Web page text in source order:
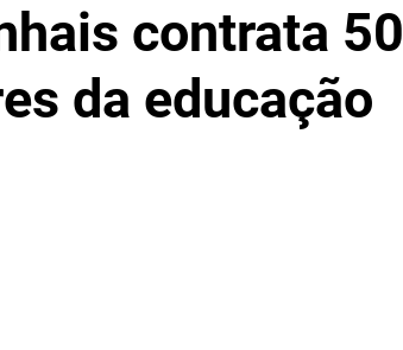
contrata 50
da educação